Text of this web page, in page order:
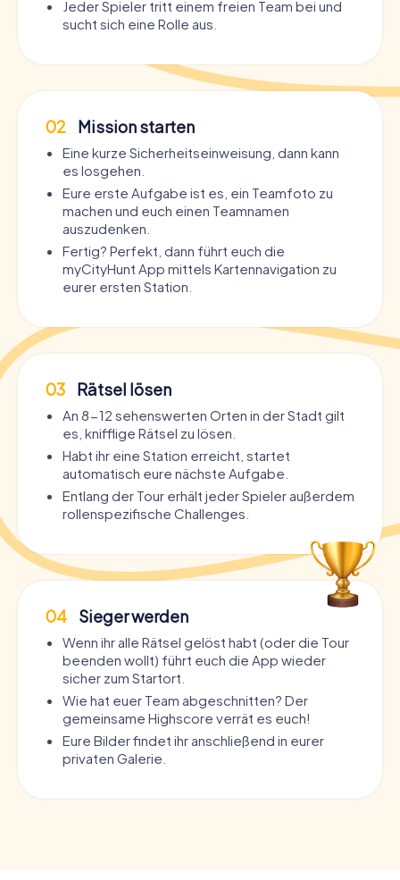
Jeder Spieler tritt einem freien Team bei und
sucht sich eine Rolle aus.
02 Mission starten
Eine kurze Sicherheitseinweisung, dann kann
es losgehen.
Eure erste Aufgabe ist es, ein Teamfoto zu
machen und euch einen Teamnamen
auszudenken.
Fertig? Perfekt, dann führt euch die
myCityHunt App mittels Kartennavigation zu
eurer ersten Station.
03 Rätsel lösen
An 8-12 sehenswerten Orten in der Stadt gilt
es, knifflige Rätsel zu lösen.
Habt ihr eine Station erreicht, startet
automatisch eure nächste Aufgabe.
Entlang der Tour erhält jeder Spieler außerdem
rollenspezifische Challenges.
04 Sieger werden
Wenn ihr alle Rätsel gelöst habt (oder die Tour
beenden wollt) führt euch die App wieder
sicher zum Startort.
Wie hat euer Team abgeschnitten? Der
gemeinsame Highscore verrät es euch!
Eure Bilder findet ihr anschließend in eurer
privaten Galerie.